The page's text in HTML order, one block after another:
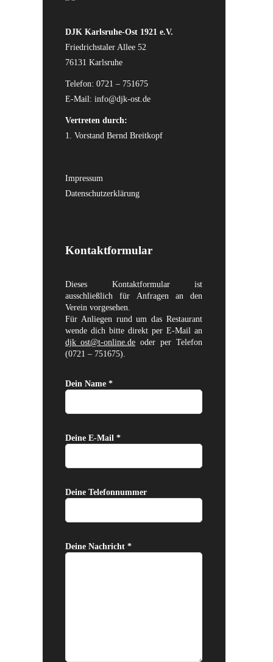
DJK Karlsruhe-Ost 1921 e.V.
Friedrichstaler Allee 52
76131 Karlsruhe
Telefon: 0721 – 751675
E-Mail: info@djk-ost.de
Vertreten durch:
1. Vorstand Bernd Breitkopf
Impressum
Datenschutzerklärung
Kontaktformular
Dieses Kontaktformular ist
ausschließlich für Anfragen an den
Verein vorgesehen.
Für Anliegen rund um das Restaurant
wende dich bitte direkt per E-Mail an
djk_ost@t-online.de oder per Telefon
(0721 – 751675).
Dein Name *
Deine E-Mail *
Deine Telefonnummer
Deine Nachricht *